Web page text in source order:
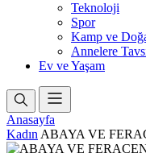
Teknoloji
Spor
Kamp ve
Annelere
Ev ve Yaşam
Anasayfa
Kadın ABAYA VE